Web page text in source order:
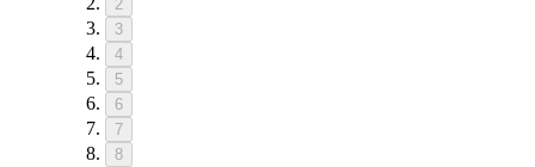
2
3
4
5
6
7
8